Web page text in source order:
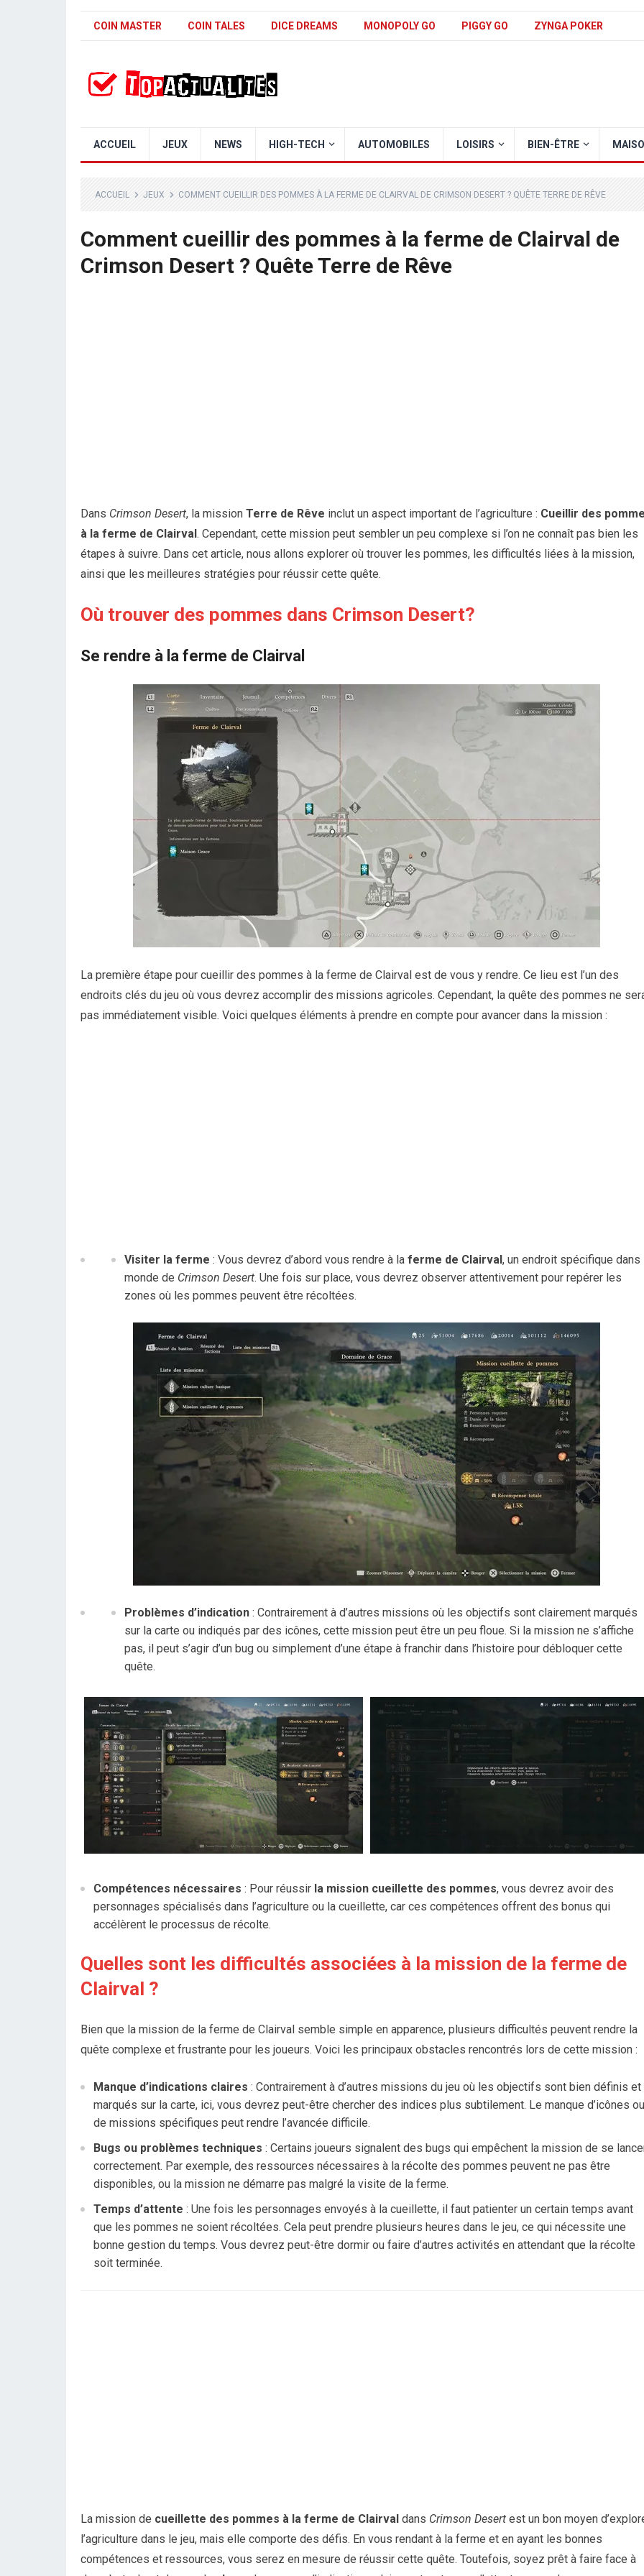
COIN MASTER COIN TALES DICE DREAMS MONOPOLY GO PIGGY GO ZYNGA POKER
ACCUEIL JEUX NEWS HIGH-TECH AUTOMOBILES LOISIRS BIEN-ÊTRE
ACCUEIL JEUX COMMENT CUEILLIR DES POMMES À LA FERME DE CLAIRVAL DE CRIMSON DESERT ? QUÊTE TERRE DE RÊVE
Comment cueillir des pommes à la ferme de Clairval de
Crimson Desert ? Quête Terre de Rêve
Dans Crimson Desert, la mission Terre de Rêve inclut un aspect important de l’agriculture : Cueillir des
à la ferme de Clairval. Cependant, cette mission peut sembler un peu complexe si l’on ne connaît pas bien les
étapes à suivre. Dans cet article, nous allons explorer où trouver les pommes, les difficultés liées à la mission,
ainsi que les meilleures stratégies pour réussir cette quête.
Où trouver des pommes dans Crimson Desert?
Se rendre à la ferme de Clairval
La première étape pour cueillir des pommes à la ferme de Clairval est de vous y rendre. Ce lieu est l’un des
endroits clés du jeu où vous devrez accomplir des missions agricoles. Cependant, la quête des pommes ne
pas immédiatement visible. Voici quelques éléments à prendre en compte pour avancer dans la mission :
Visiter la ferme : Vous devrez d’abord vous rendre à la ferme de Clairval, un endroit spécifique dans
monde de Crimson Desert. Une fois sur place, vous devrez observer attentivement pour repérer les
zones où les pommes peuvent être récoltées.
Problèmes d’indication : Contrairement à d’autres missions où les objectifs sont clairement marqués
sur la carte ou indiqués par des icônes, cette mission peut être un peu floue. Si la mission ne s’affiche
pas, il peut s’agir d’un bug ou simplement d’une étape à franchir dans l’histoire pour débloquer cette
quête.
Compétences nécessaires : Pour réussir la mission cueillette des pommes, vous devrez avoir des
personnages spécialisés dans l’agriculture ou la cueillette, car ces compétences offrent des bonus qui
accélèrent le processus de récolte.
Quelles sont les difficultés associées à la mission de la ferme de
Clairval ?
Bien que la mission de la ferme de Clairval semble simple en apparence, plusieurs difficultés peuvent rendre la
quête complexe et frustrante pour les joueurs. Voici les principaux obstacles rencontrés lors de cette mission :
Manque d’indications claires : Contrairement à d’autres missions du jeu où les objectifs sont bien définis et
marqués sur la carte, ici, vous devrez peut-être chercher des indices plus subtilement. Le manque d’icônes ou
de missions spécifiques peut rendre l’avancée difficile.
Bugs ou problèmes techniques : Certains joueurs signalent des bugs qui empêchent la mission de se
correctement. Par exemple, des ressources nécessaires à la récolte des pommes peuvent ne pas être
disponibles, ou la mission ne démarre pas malgré la visite de la ferme.
Temps d’attente : Une fois les personnages envoyés à la cueillette, il faut patienter un certain temps avant
que les pommes ne soient récoltées. Cela peut prendre plusieurs heures dans le jeu, ce qui nécessite une
bonne gestion du temps. Vous devrez peut-être dormir ou faire d’autres activités en attendant que la récolte
soit terminée.
La mission de cueillette des pommes à la ferme de Clairval dans Crimson Desert est un bon moyen
l’agriculture dans le jeu, mais elle comporte des défis. En vous rendant à la ferme et en ayant les bonnes
compétences et ressources, vous serez en mesure de réussir cette quête. Toutefois, soyez prêt à faire face à